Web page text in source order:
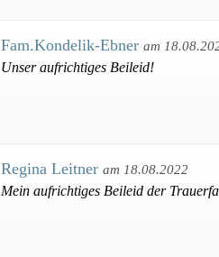
Fam.Kondelik-Ebner am
Unser aufrichtiges Beileid!
Regina Leitner am 18.08.2022
Mein aufrichtiges Beileid der